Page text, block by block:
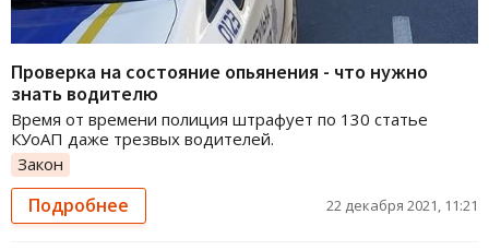
Проверка на состояние опьянения - что нужно
знать водителю
Время от времени полиция штрафует по 130 статье
КУоАП даже трезвых водителей.
Закон
Подробнее 22 декабря 2021, 11:21